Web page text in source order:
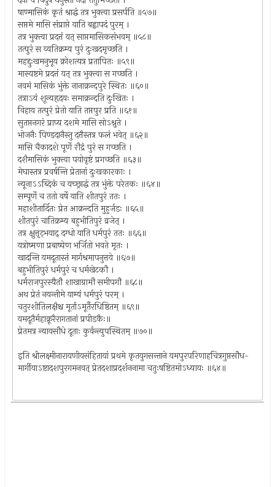
षाण्मासिकं कृतं श्राद्धं तत्र भुक्त्वा प्रसर्पति ॥५७॥
सप्तमे मासि संप्राप्ते याति बह्वापदं पुरम् ।
तत्र भुक्त्वा प्रदत्तं यत् साप्तमासिकसंभवम् ॥५८॥
तत्पुरं स व्यतिक्रम्य पुरं दुःखदमृच्छति ।
महद्दुःखमनुभूय क्रोशत्यत्र प्रतापितः ॥५९॥
मास्यष्टमे प्रदत्तं यत् तत्र भुक्त्वा स गच्छति ।
नवमं मासिकं भुंक्ते नानाक्रन्दपुरे स्थितः ॥६०॥
तत्राऽयं शून्यहृदयः समाक्रन्दति दुःखितः ।
विहाय तत्पुरं प्रेतो याति तप्तपुर प्रति ॥६१॥
सुतप्तनगरं प्राप्य दशमे मासि सोऽश्नुते ।
भोजनैः पिण्डदानैस्तु दत्तैस्तत्र फलं भवेत् ॥६२॥
मासि चैकादशे पूर्णे रौद्रं पुरं स गच्छति ।
दशैमासिकं भुक्त्वा पयोवृष्टं प्रगच्छति ॥६३॥
मेघास्तत्र प्रवर्षन्ति प्रेतानां दुःखकारकाः ।
न्यूनाऽऽब्दिकं च यच्छ्राद्धं तत्र भुंक्ते परेतकः ॥६४॥
सम्पूर्णे च ततो वर्षे याति शीतपुरं ततः ।
महाशीतार्दितः प्रेत आक्रन्दति मुहुर्जडः ॥६५॥
शीतपुरं चातिक्रम्य बहुभीतिपुरं व्रजेत् ।
तत्र क्षुत्तृट्भयाद् दग्धो याति धर्मपुरं ततः ॥६६॥
यत्रोष्मणा प्रबाष्पेण भर्जितो भवते मृतः ।
खादन्ति यमदूतास्तं मार्गश्रमापनुत्तये ॥६७॥
बहुभीतिपुरं धर्मपुरं च धर्मखेटकौ ।
धर्मराजपुरस्यैतौ शाखाग्रामौ समीपगौ ॥६८॥
अथ प्रेतं नयन्तीमे याम्यं धर्मपुरं परम् ।
चतुरशीतिलक्षैश्च मूर्ताऽमूर्तैरधिष्ठितम् ॥६९॥
यमदूतैर्महाक्रूरैरागतानां प्रपीडकैः॥
प्रेतमत्र न्यायसौधे दूताः कुर्वन्त्युपस्थितम् ॥७०॥
इति श्रीलक्ष्मीनारायणीयसंहितायां प्रथमे कृतयुगसन्ताने यमपुरपरिणाहचित्रगुप्तसौध-
मार्गीयाऽष्टादशपुरगमनवत् प्रेतदशाप्रदर्शननामा चतुःषष्टितमोऽध्यायः ॥६४॥